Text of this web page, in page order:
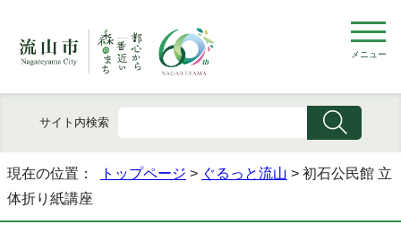
メニュー
サイト内検索
現在の位置： トップページ > ぐるっと流山 > 初石公民館 立
体折り紙講座